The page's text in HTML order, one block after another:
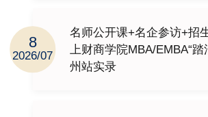
8
2026/07
名师公开课+名企参访+招
上财商学院MBA/EMBA“踏
州站实录